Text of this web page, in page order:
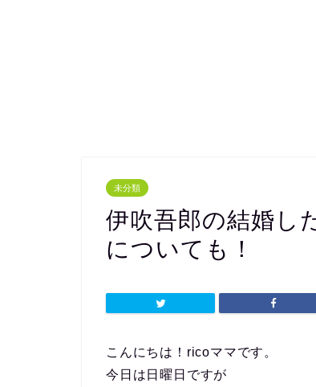
未分類
伊吹吾郎の結婚し
についても！
こんにちは！ricoママです。
今日は日曜日ですが